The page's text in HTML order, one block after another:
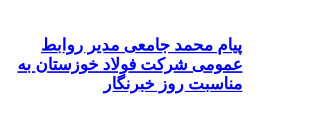
پیام محمد جامعی مدیر روابط
عمومی شرکت فولاد خوزستان به
مناسبت روز خبرنگار